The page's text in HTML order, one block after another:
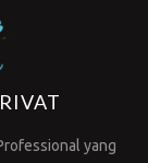
yang